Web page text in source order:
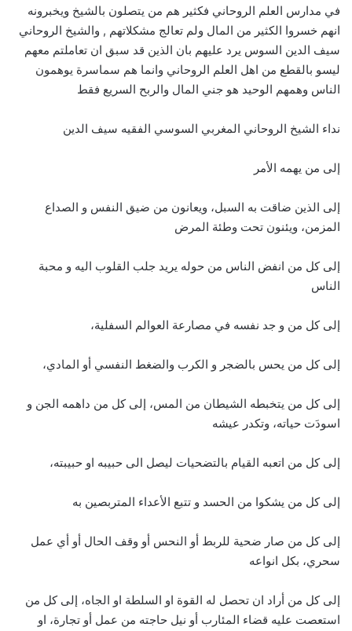
في مدارس العلم الروحاني فكثير هم من يتصلون بالشيخ ويخبرونه
انهم خسروا الكثير من المال ولم تعالج مشكلاتهم , والشيخ الروحاني
سيف الدين السوس يرد عليهم بان الذين قد سبق ان تعاملتم معهم
ليسو بالقطع من اهل العلم الروحاني وانما هم سماسرة يوهمون
الناس وهمهم الوحيد هو جني المال والربح السريع فقط
نداء الشيخ الروحاني المغربي السوسي الفقيه سيف الدين
إلى من يهمه الأمر
إلى الذين ضاقت به السبل، ويعانون من ضيق النفس و الصداع
المزمن، ويئنون تحت وطئة المرض
إلى كل من انفض الناس من حوله يريد جلب القلوب اليه و محبة
الناس
إلى كل من و جد نفسه في مصارعة العوالم السفلية،
إلى كل من يحس بالضجر و الكرب والضغط النفسي أو المادي،
إلى كل من يتخبطه الشيطان من المس، إلى كل من داهمه الجن و
اسودَت حياته، وتكدر عيشه
إلى كل من اتعبه القيام بالتضحيات ليصل الى حبيبه او حبيبته،
إلى كل من يشكوا من الحسد و تتبع الأعداء المتربصين به
إلى كل من صار ضحية للربط أو النحس أو وقف الحال أو أي عمل
سحري، بكل انواعه
إلى كل من أراد ان تحصل له القوة او السلطة او الجاه، إلى كل من
استعصت عليه قضاء المئارب أو نيل حاجته من عمل أو تجارة، او